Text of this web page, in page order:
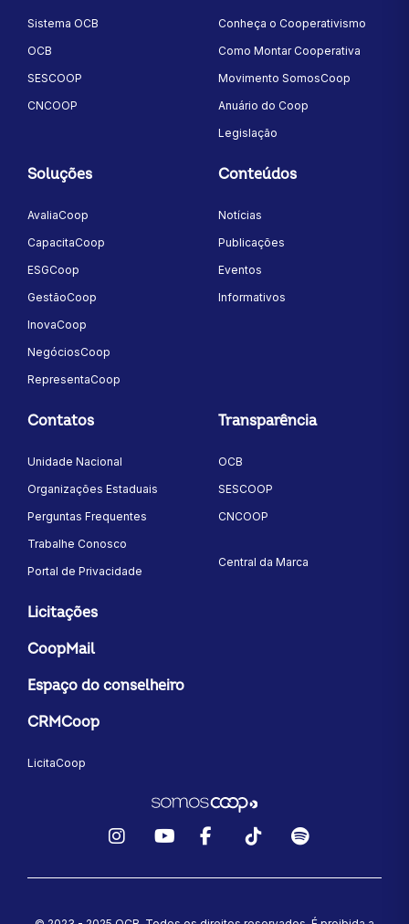
Sistema OCB
OCB
SESCOOP
CNCOOP
Conheça o Cooperativismo
Como Montar Cooperativa
Movimento SomosCoop
Anuário do Coop
Legislação
Soluções
AvaliaCoop
CapacitaCoop
ESGCoop
GestãoCoop
InovaCoop
NegóciosCoop
RepresentaCoop
Conteúdos
Notícias
Publicações
Eventos
Informativos
Contatos
Unidade Nacional
Organizações Estaduais
Perguntas Frequentes
Trabalhe Conosco
Portal de Privacidade
Transparência
OCB
SESCOOP
CNCOOP
Central da Marca
Licitações
CoopMail
Espaço do conselheiro
CRMCoop
LicitaCoop